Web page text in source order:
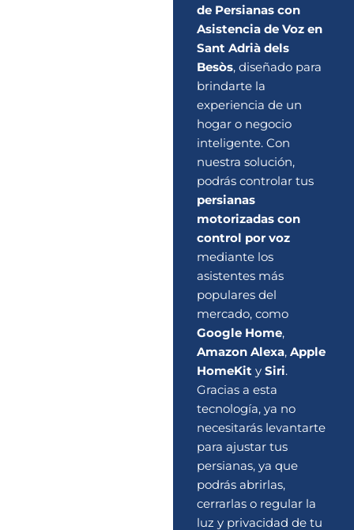
de Persianas con
Asistencia de Voz en
Sant Adrià dels
Besòs, diseñado para
brindarte la
experiencia de un
hogar o negocio
inteligente. Con
nuestra solución,
podrás controlar tus
persianas
motorizadas con
control por voz
mediante los
asistentes más
populares del
mercado, como
Google Home,
Amazon Alexa, Apple
HomeKity Siri.
Gracias a esta
tecnología, ya no
necesitarás levantarte
para ajustar tus
persianas, ya que
podrás abrirlas,
cerrarlas o regular la
luz y privacidad de tu